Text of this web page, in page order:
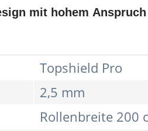
mit hohem Anspruch
Topshield Pro
2,5 mm
Rollenbreite 200